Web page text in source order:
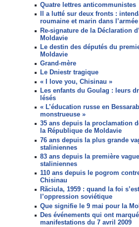
Quatre lettres anticommunistes
Il a lutté sur deux fronts :
roumaine et marin dans
Re-signature de la Déclaration
Moldavie
Le destin des députés du
Moldavie
Grand-mère
Le Dniestr tragique
« I love you, Chisinau »
Les enfants du Goulag : leurs
lésés
« L’éducation russe en
monstrueuse »
35 ans depuis la proclamation
la République de Moldavie
76 ans depuis la plus grande
staliniennes
83 ans depuis la première
staliniennes
110 ans depuis le pogrom
Chisinau
Răciula, 1959 : quand la foi
l’oppression soviétique
Que signifie le 9 mai pour la
Des événements qui ont
manifestations du 7 avril 2009